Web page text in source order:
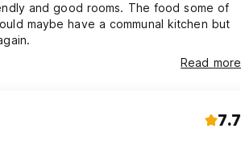
and good rooms. The food some of
maybe have a communal kitchen but
Read more
7.7